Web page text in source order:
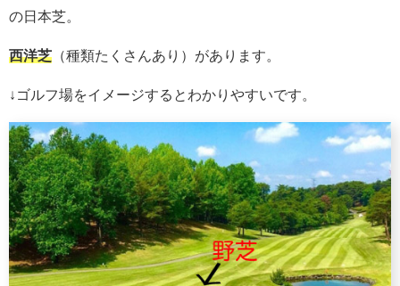
の日本芝。
西洋芝 （種類たくさんあり）があります。
↓ゴルフ場をイメージするとわかりやすいです。